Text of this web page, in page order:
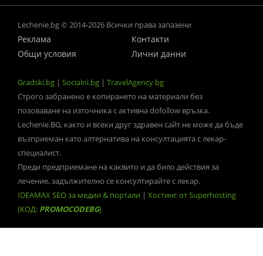
Lechenie.bg © 2014-2026 Всички права запазени
Реклама
Контакти
Общи условия
Лични данни
Gradski.bg | Socialni.bg | TravelAgency.bg
Строго забранено е копирането на материали без
позоваване на източника с активна dofollow връзка.
Lechenie.BG, както и всеки друг здравен сайт не може да бъде
възприеман като алтернатива на консултацията с лекар-
специалист.
Преди предприемане на каквито и да било действия за
лечение, задължително се консултирайте с лекар.
IDEAMAX SEO за медии & портали | Хостинг от Superhosting
(КОД: PROMOCODEBG)